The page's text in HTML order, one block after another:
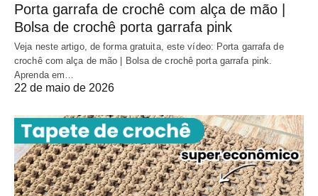
Porta garrafa de crochê com alça de mão |
Bolsa de crochê porta garrafa pink
Veja neste artigo, de forma gratuita, este vídeo: Porta garrafa de
crochê com alça de mão | Bolsa de crochê porta garrafa pink.
Aprenda em…
22 de maio de 2026